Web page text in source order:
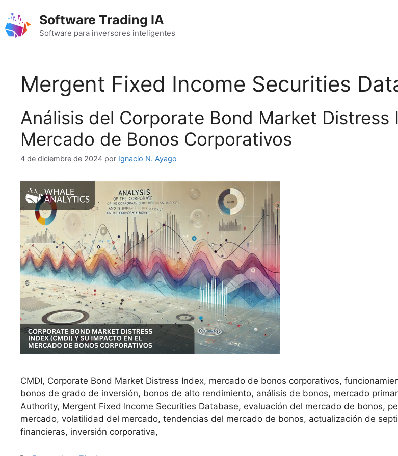
contenido
Software Trading IA
Software para inversores inteligentes
Mergent Fixed Income Securities
Análisis del Corporate Bond Market
Mercado de Bonos Corporativos
4 de diciembre de 2024 por Ignacio N. Ayago
CMDI, Corporate Bond Market Distress Index, mercado de bonos corporativos,
bonos de grado de inversión, bonos de alto rendimiento, análisis de bonos, mercado
Authority, Mergent Fixed Income Securities Database, evaluación del mercado de bonos,
mercado, volatilidad del mercado, tendencias del mercado de bonos, actualización de
financieras, inversión corporativa,